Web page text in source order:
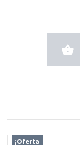
¡Oferta!